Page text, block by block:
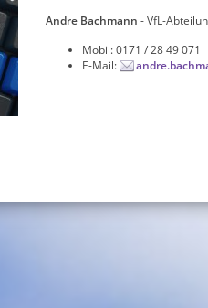
Andre Bachmann - VfL-
Mobil: 0171 / 28 49 071
E-Mail: